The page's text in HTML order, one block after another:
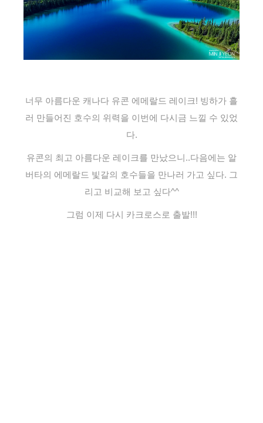
너무 아름다운 캐나다 유콘 에메랄드 레이크! 빙하가 흘
러 만들어진 호수의 위력을 이번에 다시금 느낄 수 있었
다.
유콘의 최고 아름다운 레이크를 만났으니..다음에는 알
버타의 에메랄드 빛갈의 호수들을 만나러 가고 싶다. 그
리고 비교해 보고 싶다^^
그럼 이제 다시 카크로스로 출발!!!